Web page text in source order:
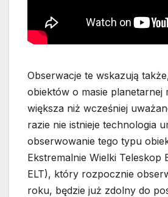
Obserwacje te wskazują
obiektów o masie planetarnej
większa niż wcześniej
razie nie istnieje technologia
obserwowanie tego typu
Ekstremalnie Wielki Teleskop
ELT), który rozpocznie
roku, będzie już zdolny do